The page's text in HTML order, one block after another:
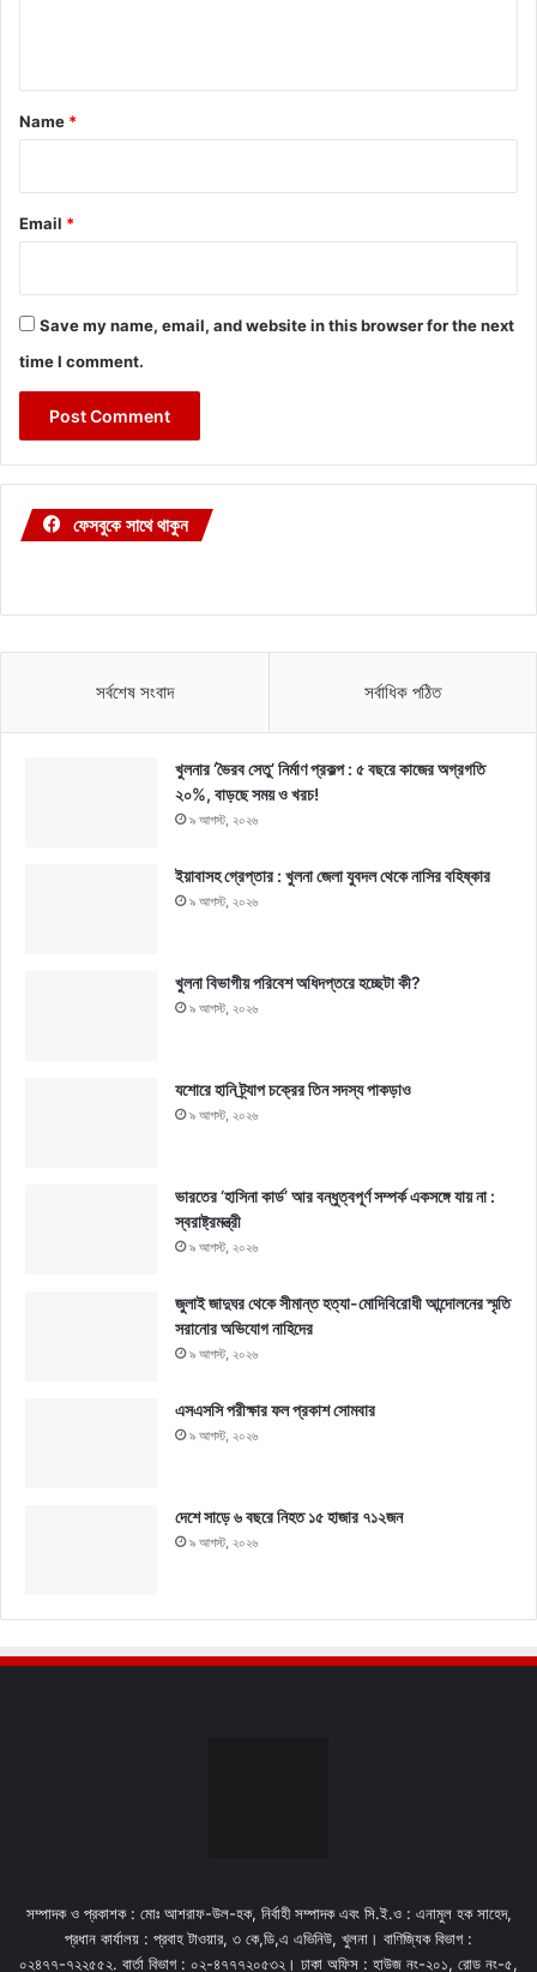
*
Name *
Email *
Save my name, email, and website in this browser for the next
time I comment.
ফেসবুকে সাথে থাকুন
সর্বশেষ সংবাদ সর্বাধিক পঠিত
খুলনার ‘ভৈরব সেতু’ নির্মাণ প্রকল্প : ৫ বছরে কাজের অগ্রগতি
২০%, বাড়ছে সময় ও খরচ!
৯ আগস্ট, ২০২৬
ইয়াবাসহ গ্রেপ্তার : খুলনা জেলা যুবদল থেকে নাসির বহিষ্কার
৯ আগস্ট, ২০২৬
খুলনা বিভাগীয় পরিবেশ অধিদপ্তরে হচ্ছেটা কী?
৯ আগস্ট, ২০২৬
যশোরে হানি ট্র্যাপ চক্রের তিন সদস্য পাকড়াও
৯ আগস্ট, ২০২৬
ভারতের ‘হাসিনা কার্ড’ আর বন্ধুত্বপূর্ণ সম্পর্ক একসঙ্গে যায় না :
স্বরাষ্ট্রমন্ত্রী
৯ আগস্ট, ২০২৬
জুলাই জাদুঘর থেকে সীমান্ত হত্যা-মোদিবিরোধী আন্দোলনের স্মৃতি
সরানোর অভিযোগ নাহিদের
৯ আগস্ট, ২০২৬
এসএসসি পরীক্ষার ফল প্রকাশ সোমবার
৯ আগস্ট, ২০২৬
দেশে সাড়ে ৬ বছরে নিহত ১৫ হাজার ৭১২জন
৯ আগস্ট, ২০২৬
সম্পাদক ও প্রকাশক : মোঃ আশরাফ-উল-হক, নির্বাহী সম্পাদক এবং সি.ই.ও : এনামুল হক সাহেদ,
প্রধান কার্যালয় : প্রবাহ টাওয়ার, ৩ কে,ডি,এ এভিনিউ, খুলনা। বাণিজ্যিক বিভাগ :
০২৪৭৭-৭২২৫৫২. বার্তা বিভাগ : ০২-৪৭৭৭২০৫৩২। ঢাকা অফিস : হাউজ নং-২০১, রোড নং-৫,